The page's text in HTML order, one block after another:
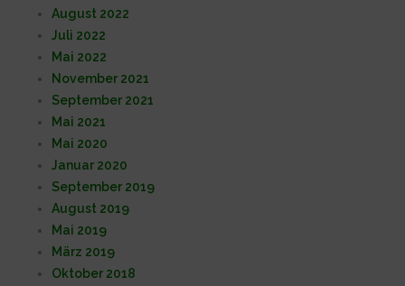
August 2022
Juli 2022
Mai 2022
November 2021
September 2021
Mai 2021
Mai 2020
Januar 2020
September 2019
August 2019
Mai 2019
März 2019
Oktober 2018